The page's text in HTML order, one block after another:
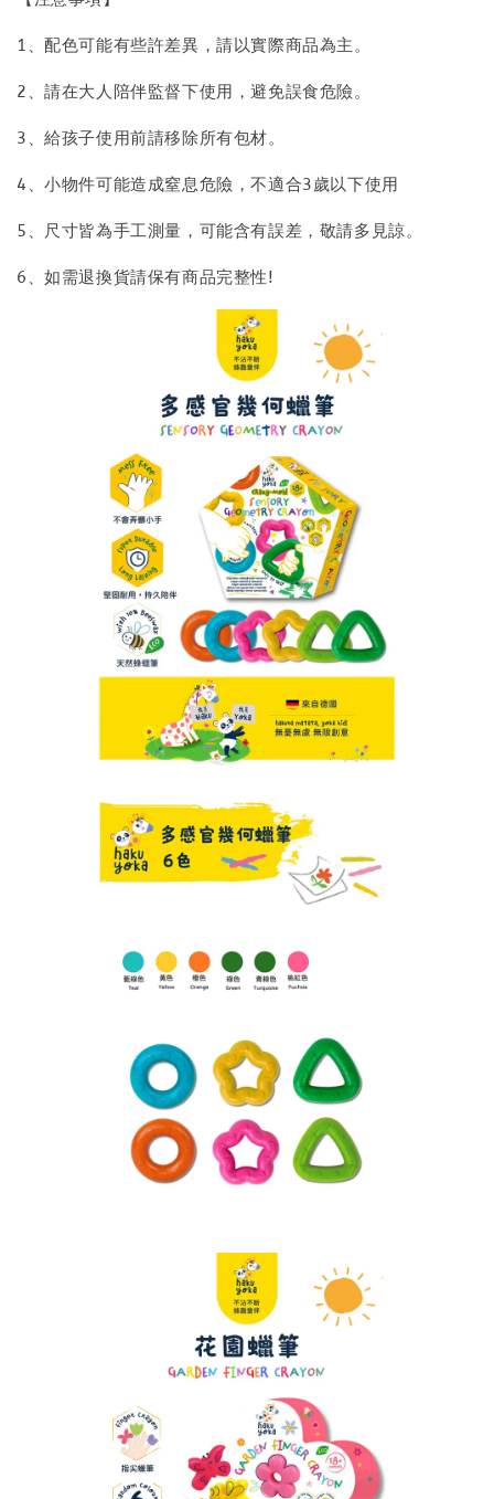
1、配色可能有些許差異，請以實際商品為主。
2、請在大人陪伴監督下使用，避免誤食危險。
3、給孩子使用前請移除所有包材。
4、小物件可能造成窒息危險，不適合3歲以下使用
5、尺寸皆為手工測量，可能含有誤差，敬請多見諒。
6、如需退換貨請保有商品完整性!